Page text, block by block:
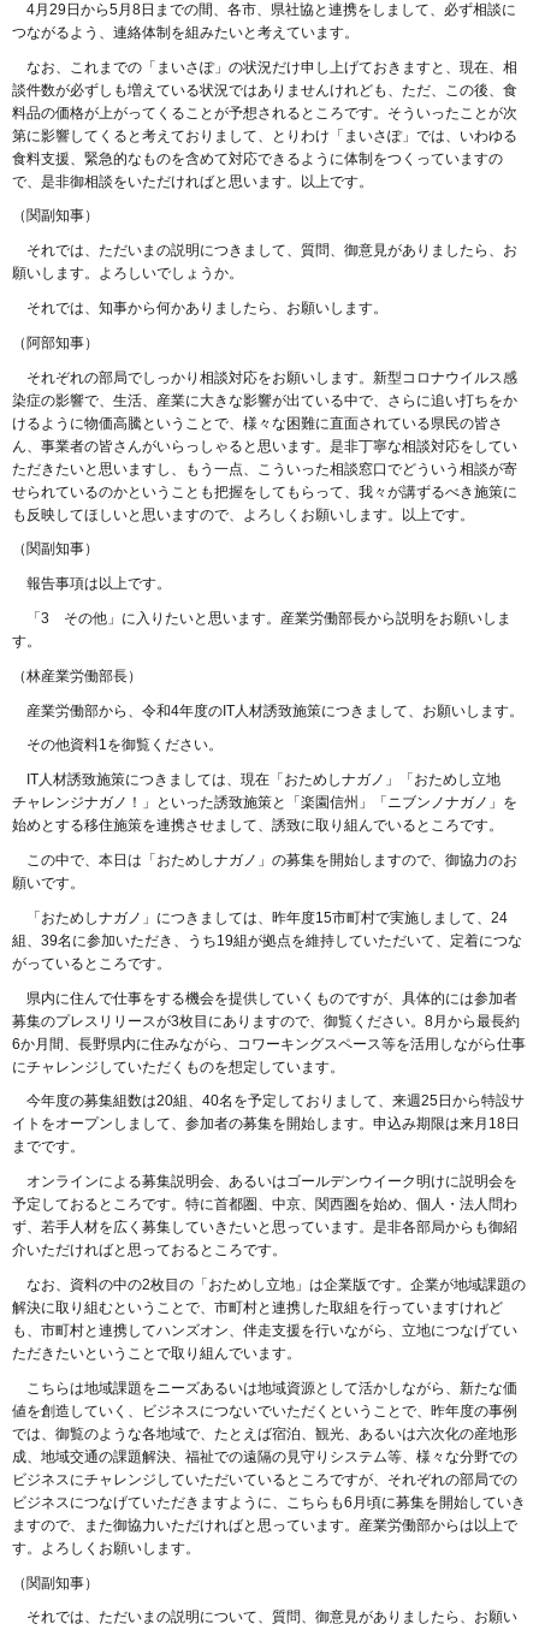
4月29日から5月8日までの間、各市、県社協と連携をしまして、必ず相談に
つながるよう、連絡体制を組みたいと考えています。
なお、これまでの「まいさぽ」の状況だけ申し上げておきますと、現在、相
談件数が必ずしも増えている状況ではありませんけれども、ただ、この後、食
料品の価格が上がってくることが予想されるところです。そういったことが次
第に影響してくると考えておりまして、とりわけ「まいさぽ」では、いわゆる
食料支援、緊急的なものを含めて対応できるように体制をつくっていますの
で、是非御相談をいただければと思います。以上です。
（関副知事）
それでは、ただいまの説明につきまして、質問、御意見がありましたら、お
願いします。よろしいでしょうか。
それでは、知事から何かありましたら、お願いします。
（阿部知事）
それぞれの部局でしっかり相談対応をお願いします。新型コロナウイルス感
染症の影響で、生活、産業に大きな影響が出ている中で、さらに追い打ちをか
けるように物価高騰ということで、様々な困難に直面されている県民の皆さ
ん、事業者の皆さんがいらっしゃると思います。是非丁寧な相談対応をしてい
ただきたいと思いますし、もう一点、こういった相談窓口でどういう相談が寄
せられているのかということも把握をしてもらって、我々が講ずるべき施策に
も反映してほしいと思いますので、よろしくお願いします。以上です。
（関副知事）
報告事項は以上です。
「3 その他」に入りたいと思います。産業労働部長から説明をお願いしま
す。
（林産業労働部長）
産業労働部から、令和4年度のIT人材誘致施策につきまして、お願いします。
その他資料1を御覧ください。
IT人材誘致施策につきましては、現在「おためしナガノ」「おためし立地
チャレンジナガノ！」といった誘致施策と「楽園信州」「ニブンノナガノ」を
始めとする移住施策を連携させまして、誘致に取り組んでいるところです。
この中で、本日は「おためしナガノ」の募集を開始しますので、御協力のお
願いです。
「おためしナガノ」につきましては、昨年度15市町村で実施しまして、24
組、39名に参加いただき、うち19組が拠点を維持していただいて、定着につな
がっているところです。
県内に住んで仕事をする機会を提供していくものですが、具体的には参加者
募集のプレスリリースが3枚目にありますので、御覧ください。8月から最長約
6か月間、長野県内に住みながら、コワーキングスペース等を活用しながら仕事
にチャレンジしていただくものを想定しています。
今年度の募集組数は20組、40名を予定しておりまして、来週25日から特設サ
イトをオープンしまして、参加者の募集を開始します。申込み期限は来月18日
までです。
オンラインによる募集説明会、あるいはゴールデンウイーク明けに説明会を
予定しておるところです。特に首都圏、中京、関西圏を始め、個人・法人問わ
ず、若手人材を広く募集していきたいと思っています。是非各部局からも御紹
介いただければと思っておるところです。
なお、資料の中の2枚目の「おためし立地」は企業版です。企業が地域課題の
解決に取り組むということで、市町村と連携した取組を行っていますけれど
も、市町村と連携してハンズオン、伴走支援を行いながら、立地につなげてい
ただきたいということで取り組んでいます。
こちらは地域課題をニーズあるいは地域資源として活かしながら、新たな価
値を創造していく、ビジネスにつないでいただくということで、昨年度の事例
では、御覧のような各地域で、たとえば宿泊、観光、あるいは六次化の産地形
成、地域交通の課題解決、福祉での遠隔の見守りシステム等、様々な分野での
ビジネスにチャレンジしていただいているところですが、それぞれの部局での
ビジネスにつなげていただきますように、こちらも6月頃に募集を開始していき
ますので、また御協力いただければと思っています。産業労働部からは以上で
す。よろしくお願いします。
（関副知事）
それでは、ただいまの説明について、質問、御意見がありましたら、お願い